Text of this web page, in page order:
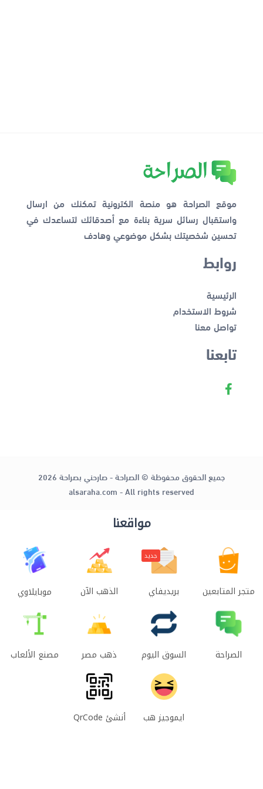
موقع الصراحة هو منصة الكترونية تمكنك من ارسال
واستقبال رسائل سرية بناءة مع أصدقائك لتساعدك في
تحسين شخصيتك بشكل موضوعي وهادف
روابط
الرئيسية
شروط الاستخدام
تواصل معنا
تابعنا
جميع الحقوق محفوظة © الصراحة - صارحني بصراحة 2026
alsaraha.com - All rights reserved